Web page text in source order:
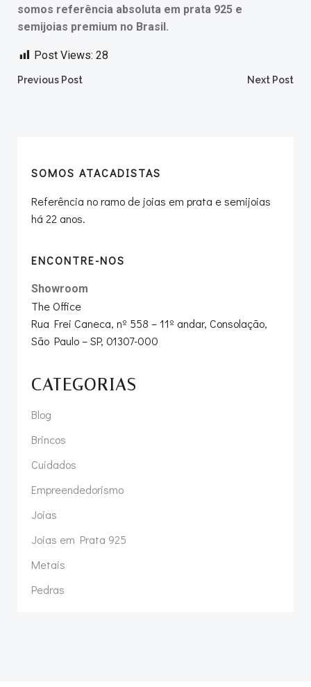
somos referência absoluta em prata 925 e
semijoias premium no Brasil.
Post Views: 28
Post
Previous Post Next Post
SOMOS ATACADISTAS
Referência no ramo de joias em prata e semijoias
há 22 anos.
ENCONTRE-NOS
Showroom
The Office
Rua Frei Caneca, nº 558 – 11º andar, Consolação,
São Paulo – SP, 01307-000
CATEGORIAS
Blog
Brincos
Cuidados
Empreendedorismo
Joias
Joias em Prata 925
Metais
Pedras